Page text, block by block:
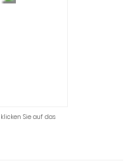
Sie auf das